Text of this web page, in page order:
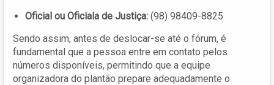
Oficial ou Oficiala de Justiça: (98) 98409-8825
Sendo assim, antes de deslocar-se até o fórum, é
fundamental que a pessoa entre em contato pelos
números disponíveis, permitindo que a equipe
organizadora do plantão prepare adequadamente o